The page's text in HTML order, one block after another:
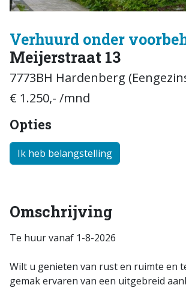
Verhuurd onder
Meijerstraat 13
7773BH Hardenberg
€ 1.250,- /mnd
Opties
Ik heb belangstelling
Omschrijving
Te huur vanaf 1-8-2026
Wilt u genieten van rust en ruimte en
gemak ervaren van een uitgebreid